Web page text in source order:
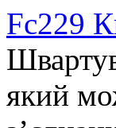
Fc229
який